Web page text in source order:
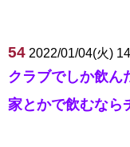
54 2022/01/04(火)
クラブでしか飲ん
家とかで飲むなら